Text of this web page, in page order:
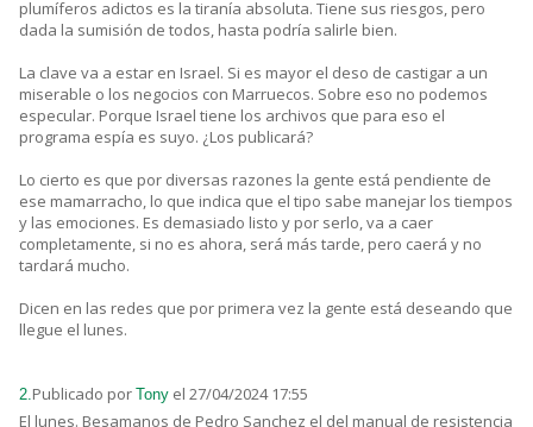
plumíferos adictos es la tiranía absoluta. Tiene sus riesgos, pero
dada la sumisión de todos, hasta podría salirle bien.
La clave va a estar en Israel. Si es mayor el deso de castigar a un
miserable o los negocios con Marruecos. Sobre eso no podemos
especular. Porque Israel tiene los archivos que para eso el
programa espía es suyo. ¿Los publicará?
Lo cierto es que por diversas razones la gente está pendiente de
ese mamarracho, lo que indica que el tipo sabe manejar los tiempos
y las emociones. Es demasiado listo y por serlo, va a caer
completamente, si no es ahora, será más tarde, pero caerá y no
tardará mucho.
Dicen en las redes que por primera vez la gente está deseando que
llegue el lunes.
2. Publicado por Tony el 27/04/2024 17:55
El lunes. Besamanos de Pedro Sanchez el del manual de resistencia